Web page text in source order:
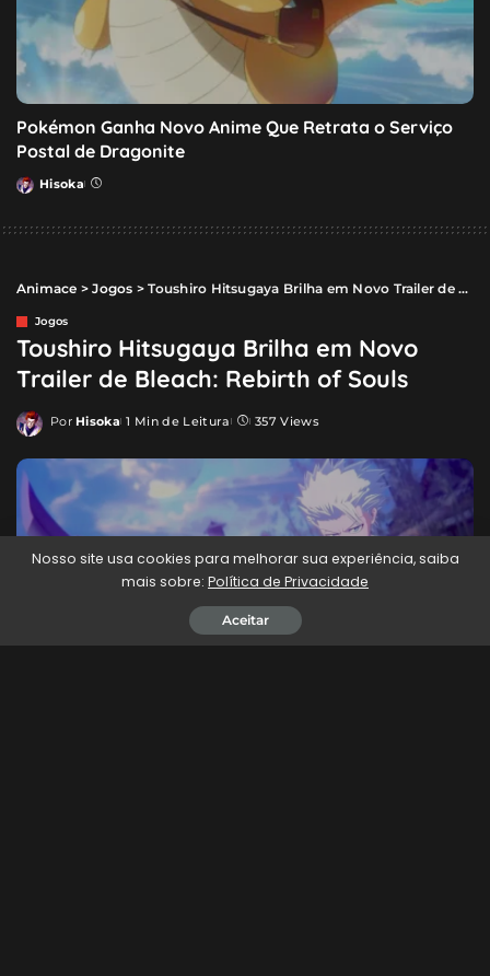
Pokémon Ganha Novo Anime Que Retrata o Serviço
Postal de Dragonite
Posted
Hisoka
Animace >Jogos >Toushiro Hitsugaya Brilha em Novo Trailer de Bleach: Rebirth of Souls
Jogos
Toushiro Hitsugaya Brilha em Novo
Trailer de Bleach: Rebirth of Souls
Posted
Por Hisoka 1 Min de Leitura 357 Views
Nosso site usa cookies para melhorar sua experiência, saiba
mais sobre: Política de Privacidade
Aceitar